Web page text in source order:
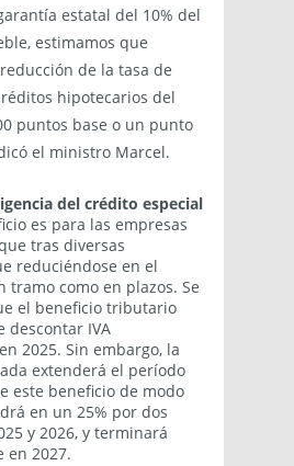
estatal del 10% del
estimamos que
de la tasa de
hipotecarios del
puntos base o un punto
el ministro Marcel.
del crédito especial
es para las empresas
tras diversas
reduciéndose en el
tramo como en plazos. Se
el beneficio tributario
descontar IVA
2025. Sin embargo, la
extenderá el período
este beneficio de modo
en un 25% por dos
y 2026, y terminará
en 2027.